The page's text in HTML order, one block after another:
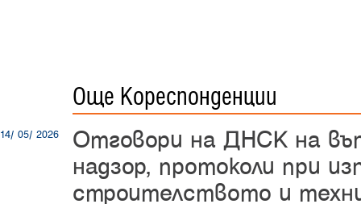
Още Кореспонденции
14/ 05/ 2026
Отговори на ДНСК на
надзор, протоколи при
строителството и